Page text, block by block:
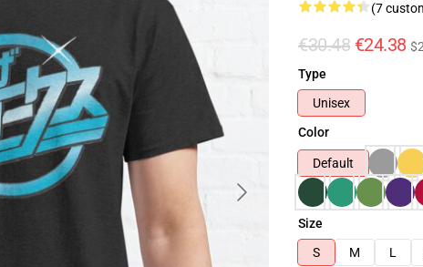
(7
€30.48 €24.38
Type
Unisex
Color
Default
Size
S
M L